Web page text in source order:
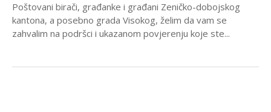
Poštovani birači, građanke i građani Zeničko-dobojskog
kantona, a posebno grada Visokog, želim da vam se
zahvalim na podršci i ukazanom povjerenju koje ste...